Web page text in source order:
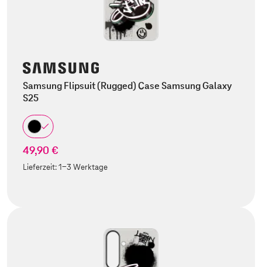
Samsung Flipsuit (Rugged) Case Samsung Galaxy
S25
49,90 €
Lieferzeit:1-3 Werktage